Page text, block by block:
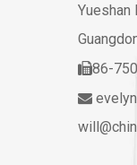
Yueshan
86-
